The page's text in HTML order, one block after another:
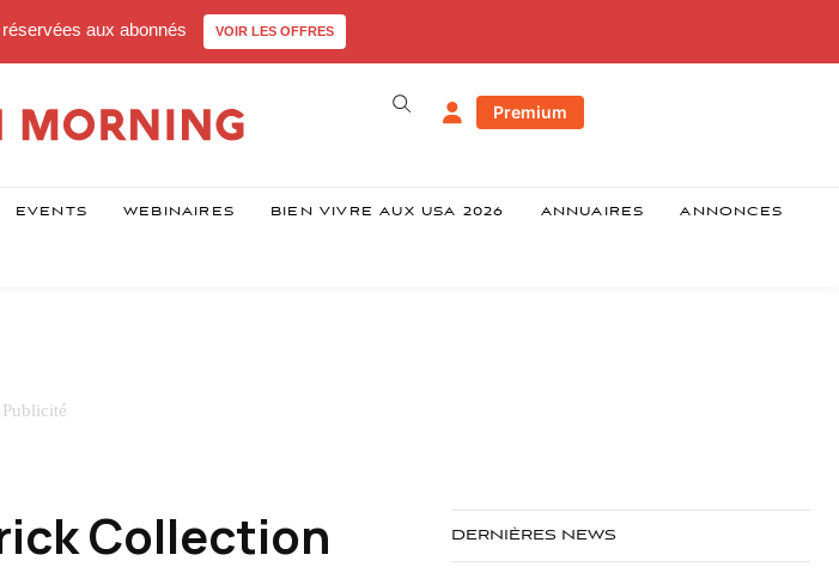
aux abonnés VOIR LES OFFRES
Premium
EVENTS WEBINAIRES BIEN VIVRE AUX USA 2026 ANNUAIRES ANNONCES
Collection DERNIÈRES NEWS